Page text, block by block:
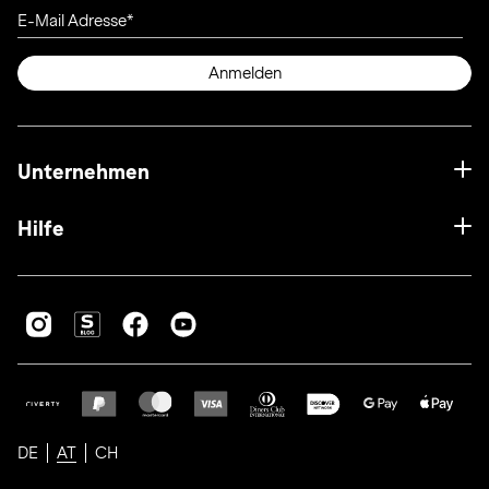
E-Mail Adresse
Anmelden
Unternehmen
Hilfe
DE AT CH